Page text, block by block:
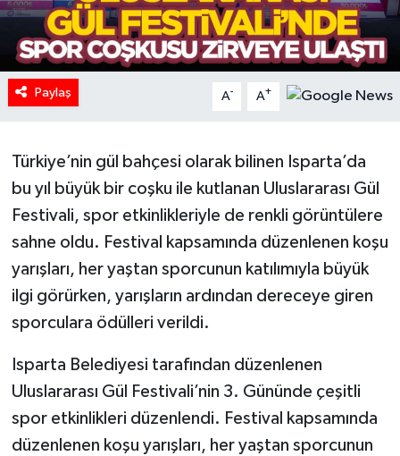
Paylaş A- A+
Türkiye’nin gül bahçesi olarak bilinen Isparta’da
bu yıl büyük bir coşku ile kutlanan Uluslararası Gül
Festivali, spor etkinlikleriyle de renkli görüntülere
sahne oldu. Festival kapsamında düzenlenen koşu
yarışları, her yaştan sporcunun katılımıyla büyük
ilgi görürken, yarışların ardından dereceye giren
sporculara ödülleri verildi.
Isparta Belediyesi tarafından düzenlenen
Uluslararası Gül Festivali’nin 3. Gününde çeşitli
spor etkinlikleri düzenlendi. Festival kapsamında
düzenlenen koşu yarışları, her yaştan sporcunun
KÜLTÜR SANAT
MAGAZİN
Oyun
POLİTİKA
RESMİ İLANLAR
SAĞLIK
Spor
Teknoloji
Türkiye